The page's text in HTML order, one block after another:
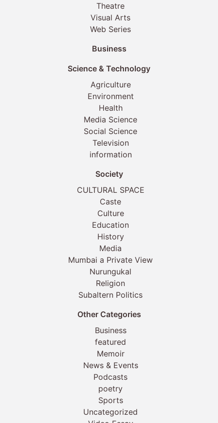
Theatre
Visual Arts
Web Series
Business
Science & Technology
Agriculture
Environment
Health
Media Science
Social Science
Television
information
Society
CULTURAL SPACE
Caste
Culture
Education
History
Media
Mumbai a Private View
Nurungukal
Religion
Subaltern Politics
Other Categories
Business
featured
Memoir
News & Events
Podcasts
poetry
Sports
Uncategorized